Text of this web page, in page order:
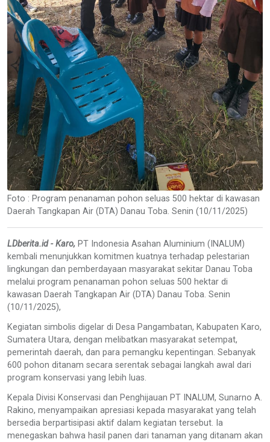
Foto : Program penanaman pohon seluas 500 hektar di kawasan
Daerah Tangkapan Air (DTA) Danau Toba. Senin (10/11/2025)
LDberita.id - Karo, PT Indonesia Asahan Aluminium (INALUM)
kembali menunjukkan komitmen kuatnya terhadap pelestarian
lingkungan dan pemberdayaan masyarakat sekitar Danau Toba
melalui program penanaman pohon seluas 500 hektar di
kawasan Daerah Tangkapan Air (DTA) Danau Toba. Senin
(10/11/2025),
Kegiatan simbolis digelar di Desa Pangambatan, Kabupaten Karo,
Sumatera Utara, dengan melibatkan masyarakat setempat,
pemerintah daerah, dan para pemangku kepentingan. Sebanyak
600 pohon ditanam secara serentak sebagai langkah awal dari
program konservasi yang lebih luas.
Kepala Divisi Konservasi dan Penghijauan PT INALUM, Sunarno A.
Rakino, menyampaikan apresiasi kepada masyarakat yang telah
bersedia berpartisipasi aktif dalam kegiatan tersebut. Ia
menegaskan bahwa hasil panen dari tanaman yang ditanam akan